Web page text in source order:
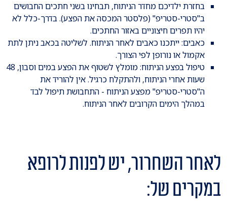
בחזרת ילדיכם מחדר הניתוח, תבחינו בשני חתכים החבושים
ב"סטרי-סטריפ" (פלסטר המכסה את הפצע). בדרך-כלל לא
יהיו תפרים חיצוניים באזור החתכים.
כאבים: ייתכנו כאבים לאחר הניתוח. לשליטה בכאב ניתן לתת
אקמול או נורופן לפי הצורך.
טיפול בפצע הניתוח: מומלץ לשטוף את הפצע במים וסבון, 48
שעות אחרי הניתוח, ולהתקלח כרגיל. אין להוריד את
ה"סטרי-סטריפ" מפצע הניתוח - התחבושת תיפול לבד
במהלך הימים הקרובים לאחר הניתוח.
לאחר השחרור, יש לפנות לרופא
במקרים של: